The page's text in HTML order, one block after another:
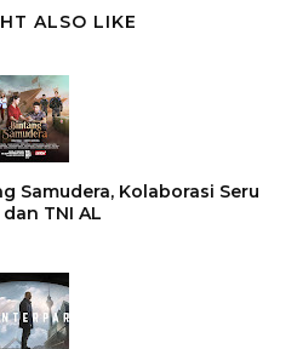
ALSO LIKE
Samudera, Kolaborasi Seru
dan TNI AL